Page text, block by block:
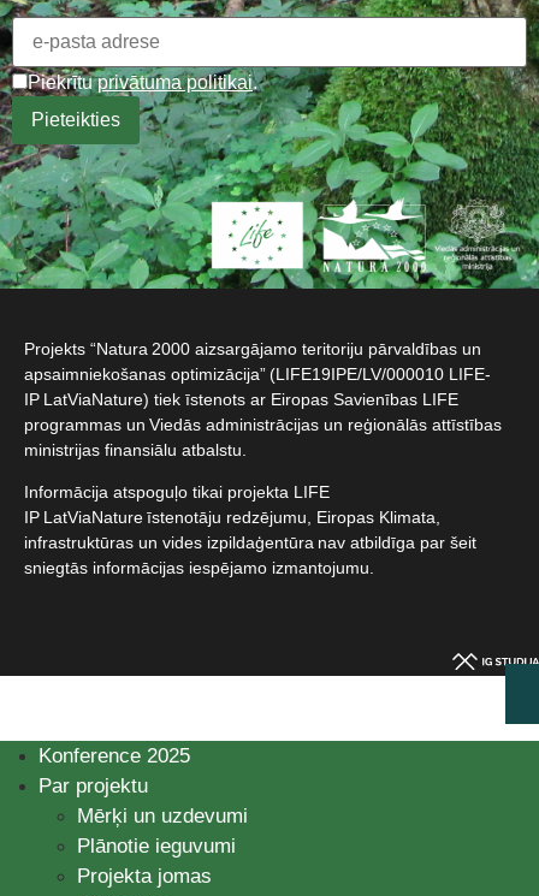
Piekrītuprivātuma politikai.
Projekts “Natura 2000 aizsargājamo teritoriju pārvaldības un
apsaimniekošanas optimizācija” (LIFE19IPE/LV/000010 LIFE-
IP LatViaNature) tiek īstenots ar Eiropas Savienības LIFE
programmas un Viedās administrācijas un reģionālās attīstības
ministrijas finansiālu atbalstu.​
Informācija atspoguļo tikai projekta LIFE
IP LatViaNature īstenotāju redzējumu, Eiropas Klimata,
infrastruktūras un vides izpildaģentūra nav atbildīga par šeit
sniegtās informācijas iespējamo izmantojumu.​
Konference 2025
Par projektu
Mērķi un uzdevumi
Plānotie ieguvumi
Projekta jomas